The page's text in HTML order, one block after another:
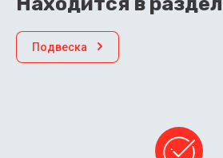
Подвеска